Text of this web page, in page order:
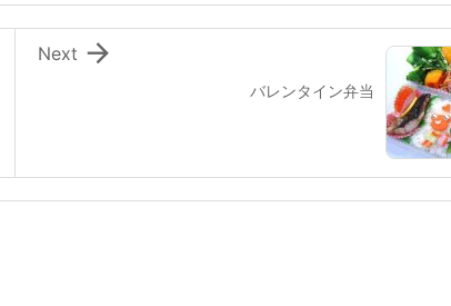
バレンタイン弁当

Next